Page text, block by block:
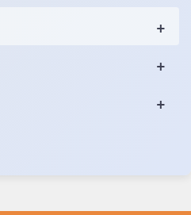
+
+
+